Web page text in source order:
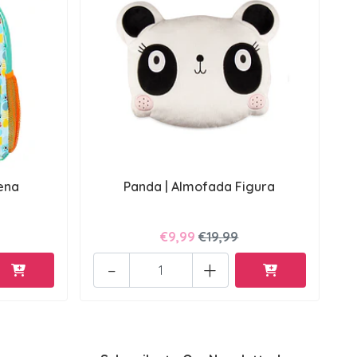
Panda | Almofada Figura
€9,99 €19,99
+
-